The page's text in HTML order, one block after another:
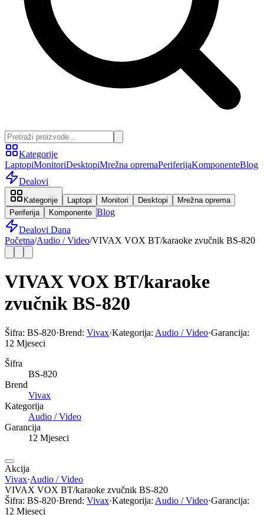
Kategorije
LaptopiMonitoriDesktopiMrežna opremaPeriferijaKomponenteBlog
Dealovi
Kategorije Laptopi Monitori Desktopi
Mrežna oprema
Periferija
Komponente Blog
Dealovi Dana
Početna/Audio / Video/VIVAX VOX BT/karaoke zvučnik BS-820
VIVAX VOX BT/karaoke
zvučnik BS-820
Šifra: BS-820·Brend: Vivax·Kategorija: Audio / Video·Garancija:
12 Mjeseci
Šifra
BS-820
Brend
Vivax
Kategorija
Audio / Video
Garancija
12 Mjeseci
Akcija
Vivax·Audio / Video
VIVAX VOX BT/karaoke zvučnik BS-820
Šifra: BS-820·Brend: Vivax·Kategorija: Audio / Video·Garancija:
12 Mjeseci